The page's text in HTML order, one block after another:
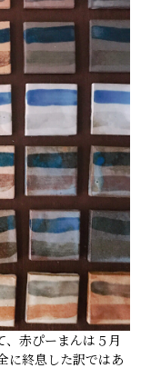
赤ぴーまんは５月
に終息した訳ではあ